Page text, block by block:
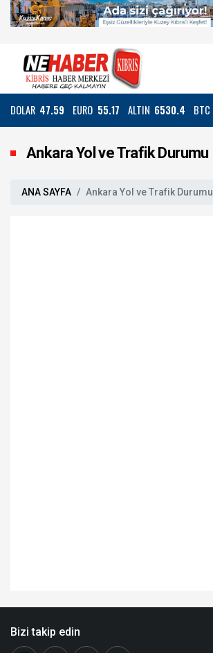
DOLAR 47.59 EURO 55.17 ALTIN 6530.4 BTC
Ankara Yol ve Trafik Durumu
ANA SAYFA Ankara Yol ve Trafik Durumu
Bizi takip edin